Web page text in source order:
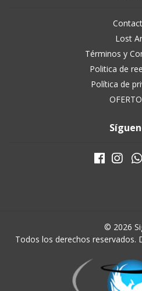
Lost
Términos y
Politica de
Política de
© 2026
Todos los derechos reservados.